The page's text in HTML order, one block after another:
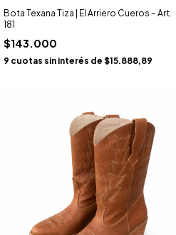
Bota Texana Tiza | El Arriero Cueros – Art.
181
$143.000
9 cuotas sin interés de $15.888,89